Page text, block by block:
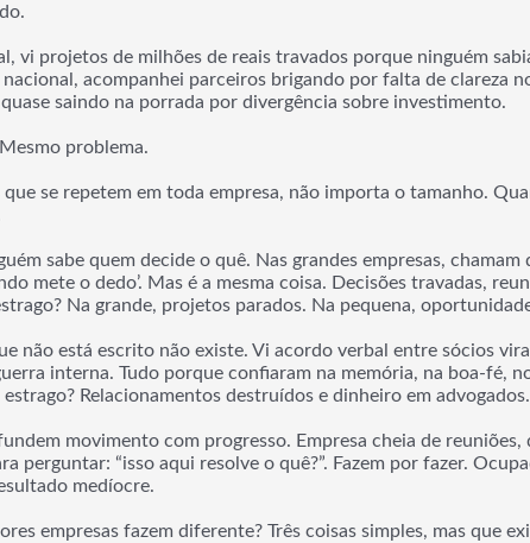
vi projetos de milhões de reais travados porque ninguém
nacional, acompanhei parceiros brigando por falta de clareza
saindo na porrada por divergência sobre investimento.
problema.
que se repetem em toda empresa, não importa o tamanho.
sabe quem decide o quê. Nas grandes empresas, chamam
mete o dedo’. Mas é a mesma coisa. Decisões travadas,
Na grande, projetos parados. Na pequena,
não está escrito não existe. Vi acordo verbal entre sócios
interna. Tudo porque confiaram na memória, na boa-fé, no
Relacionamentos destruídos e dinheiro em advogados.
movimento com progresso. Empresa cheia de
perguntar: “isso aqui resolve o quê?”. Fazem por fazer.
medíocre.
empresas fazem diferente? Três coisas simples, mas que